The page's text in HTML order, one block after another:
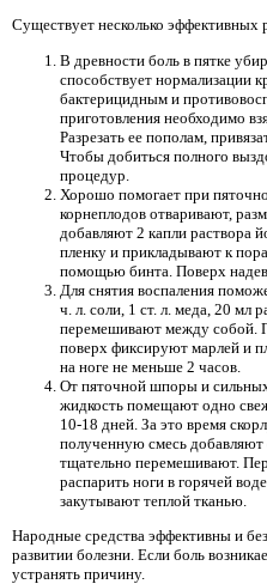
Существует несколько эффективных
В древности боль в пятке
способствует нормализации
бактерицидным и
приготовления необходимо
Разрезать ее пополам,
Чтобы добиться полного
процедур.
Хорошо помогает при
корнеплодов отваривают,
добавляют 2 капли раствора
пленку и прикладывают к
помощью бинта. Поверх
Для снятия воспаления
ч. л. соли, 1 ст. л. меда, 20 мл
перемешивают между собой.
поверх фиксируют марлей и
на ноге не меньше 2 часов.
От пяточной шпоры и
жидкость помещают одно
10-18 дней. За это время
полученную смесь добавляют
тщательно перемешивают.
распарить ноги в горячей
закутывают теплой тканью.
Народные средства эффективны и
развитии болезни. Если боль
устранять причину.